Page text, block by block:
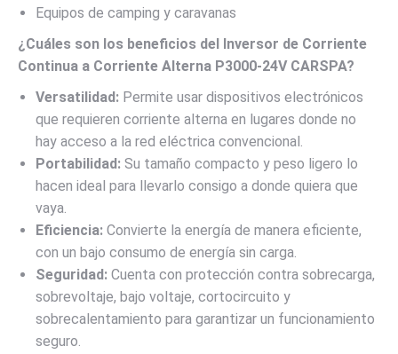
Equipos de camping y caravanas
¿Cuáles son los beneficios del Inversor de Corriente
Continua a Corriente Alterna P3000-24V CARSPA?
Versatilidad: Permite usar dispositivos electrónicos
que requieren corriente alterna en lugares donde no
hay acceso a la red eléctrica convencional.
Portabilidad: Su tamaño compacto y peso ligero lo
hacen ideal para llevarlo consigo a donde quiera que
vaya.
Eficiencia: Convierte la energía de manera eficiente,
con un bajo consumo de energía sin carga.
Seguridad: Cuenta con protección contra sobrecarga,
sobrevoltaje, bajo voltaje, cortocircuito y
sobrecalentamiento para garantizar un funcionamiento
seguro.